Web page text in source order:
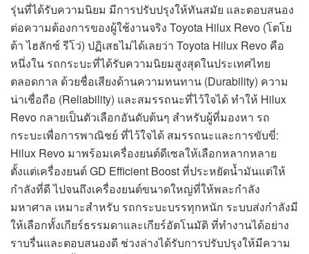
รุ่นที่ได้รับความนิยม มีการปรับปรุงให้ทันสมัย และตอบสนอง
ต่อความต้องการของผู้ใช้งานจริง Toyota Hilux Revo (โตโย
ต้า ไฮลักซ์ รีโว่) ปฏิเสธไม่ได้เลยว่า Toyota Hilux Revo คือ
หนึ่งใน รถกระบะที่ได้รับความนิยมสูงสุดในประเทศไทย
ตลอดกาล ด้วยชื่อเสียงด้านความทนทาน (Durability) ความ
น่าเชื่อถือ (Reliability) และสมรรถนะที่ไว้ใจได้ ทำให้ Hilux
Revo กลายเป็นตัวเลือกอันดับต้นๆ สำหรับผู้ที่มองหา รถ
กระบะเพื่อการพาณิชย์ ที่ไว้ใจได้ สมรรถนะและการขับขี่:
Hilux Revo มาพร้อมเครื่องยนต์ดีเซลให้เลือกหลากหลาย
ตั้งแต่เครื่องยนต์ GD Efficient Boost ที่ประหยัดน้ำมันแต่ให้
กำลังที่ดี ไปจนถึงเครื่องยนต์ขนาดใหญ่ที่ให้พละกำลัง
มหาศาล เหมาะสำหรับ รถกระบะบรรทุกหนัก ระบบส่งกำลังมี
ให้เลือกทั้งเกียร์ธรรมดาและเกียร์อัตโนมัติ ที่ทำงานได้อย่าง
ราบรื่นและตอบสนองดี ช่วงล่างได้รับการปรับปรุงให้มีความ